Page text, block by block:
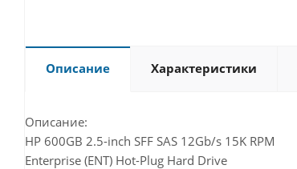
Описание Характеристики
Описание:
HP 600GB 2.5-inch SFF SAS 12Gb/s 15K RPM
Enterprise (ENT) Hot-Plug Hard Drive